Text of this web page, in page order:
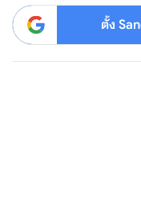
ตั้ง